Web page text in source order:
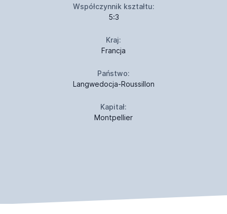
Współczynnik kształtu:
5:3
Kraj:
Francja
Państwo:
Langwedocja-Roussillon
Kapitał:
Montpellier